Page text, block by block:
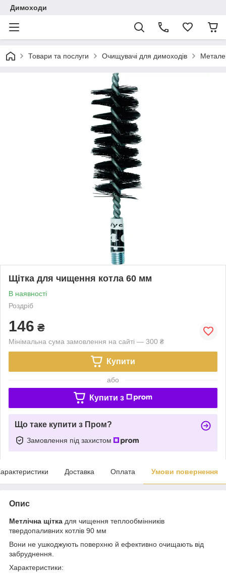
Димоходи
Товари та послуги Очищувачі для димоходів
Щітка для чищення котла 60 мм
В наявності
Роздріб
146 ₴
Мінімальна сума замовлення на сайті — 300 ₴
Купити
або
Купити з
Що таке купити з Пром?
Замовлення під захистом
Доставка Оплата Умови повернення
Опис
Метлічна щітка для чищення теплообмінників
твердопаливних котлів 90 мм
Вони не ушкоджують поверхню й ефективно очищають від
забруднення.
Характеристики: